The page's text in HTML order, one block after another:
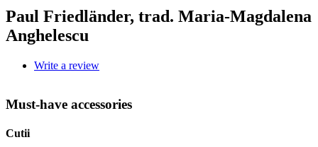
Paul Friedländer, trad. Maria-Magdalena
Anghelescu
Write a review
Must-have accessories
Cutii